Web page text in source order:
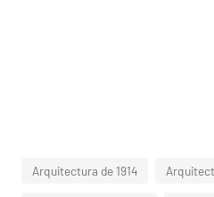
Arquitectura de 1914